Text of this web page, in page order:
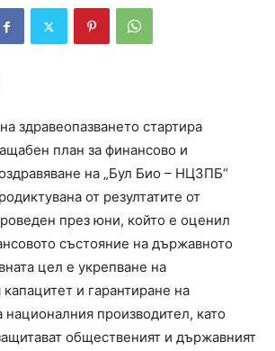
здравеопазването стартира
план за финансово и
на „Бул Био – НЦЗПБ“
от резултатите от
през юни, който е оценил
състояние на държавното
цел е укрепване на
и гарантиране на
националния производител, като
общественият и държавният